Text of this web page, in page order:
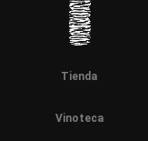
Tienda
Vinoteca